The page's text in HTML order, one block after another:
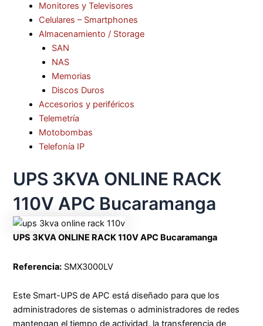
Monitores y Televisores
Celulares – Smartphones
Almacenamiento / Storage
SAN
NAS
Memorias
Discos Duros
Accesorios y periféricos
Telemetría
Motobombas
Telefonía IP
UPS 3KVA ONLINE RACK
110V APC Bucaramanga
UPS 3KVA ONLINE RACK 110V APC Bucaramanga
Referencia: SMX3000LV
Este Smart-UPS de APC está diseñado para que los
administradores de sistemas o administradores de redes
mantengan el tiempo de actividad, la transferencia de